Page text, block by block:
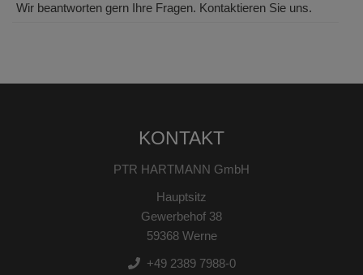
Wir beantworten gern Ihre Fragen. Kontaktieren Sie uns.
KONTAKT
PTR HARTMANN GmbH
Hauptsitz
Gewerbehof 38
59368 Werne
+49 2389 7988-0